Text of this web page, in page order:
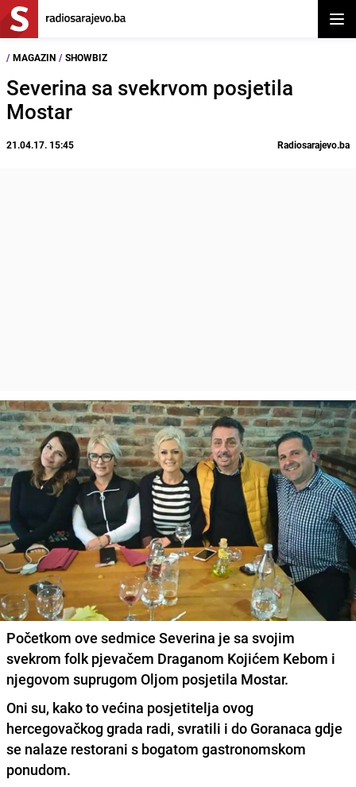
/ MAGAZIN / SHOWBIZ
Severina sa svekrvom posjetila
Mostar
21.04.17. 15:45 Radiosarajevo.ba
Početkom ove sedmice Severina je sa svojim
svekrom folk pjevačem Draganom Kojićem Kebom i
njegovom suprugom Oljom posjetila Mostar.
Oni su, kako to većina posjetitelja ovog
hercegovačkog grada radi, svratili i do Goranaca gdje
se nalaze restorani s bogatom gastronomskom
ponudom.